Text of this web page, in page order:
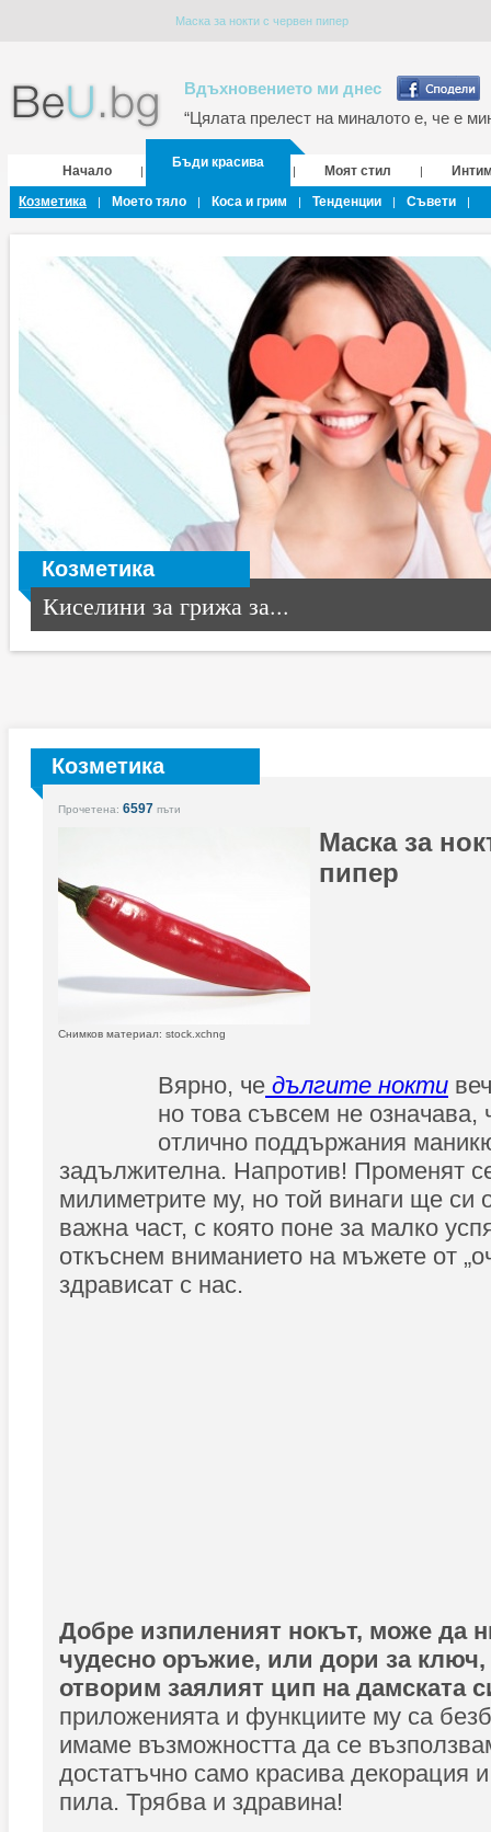
Маска за нокти с червен пипер
Вдъхновението ми днес
“Цялата прелест на миналото е, че е
Начало |
Бъди красива
| Моят стил |
Козметика
| Моето тяло | Коса и грим | Тенденции | Съвети |
Козметика
Киселини за грижа за...
Козметика
Прочетена: 6597 пъти
Маска за
пипер
Снимков материал: stock.xchng
Вярно, че дългите нокти
но това съвсем не означава,
отлично поддържания
задължителна. Напротив! Променят
милиметрите му, но той винаги ще си
важна част, с която поне за малко
откъснем вниманието на мъжете от
здрависат с нас.
Добре изпиленият нокът, може да
чудесно оръжие, или дори за ключ,
отворим заялият цип на дамската
приложенията и функциите му са
имаме възможността да се
достатъчно само красива декорация
пила. Трябва и здравина!